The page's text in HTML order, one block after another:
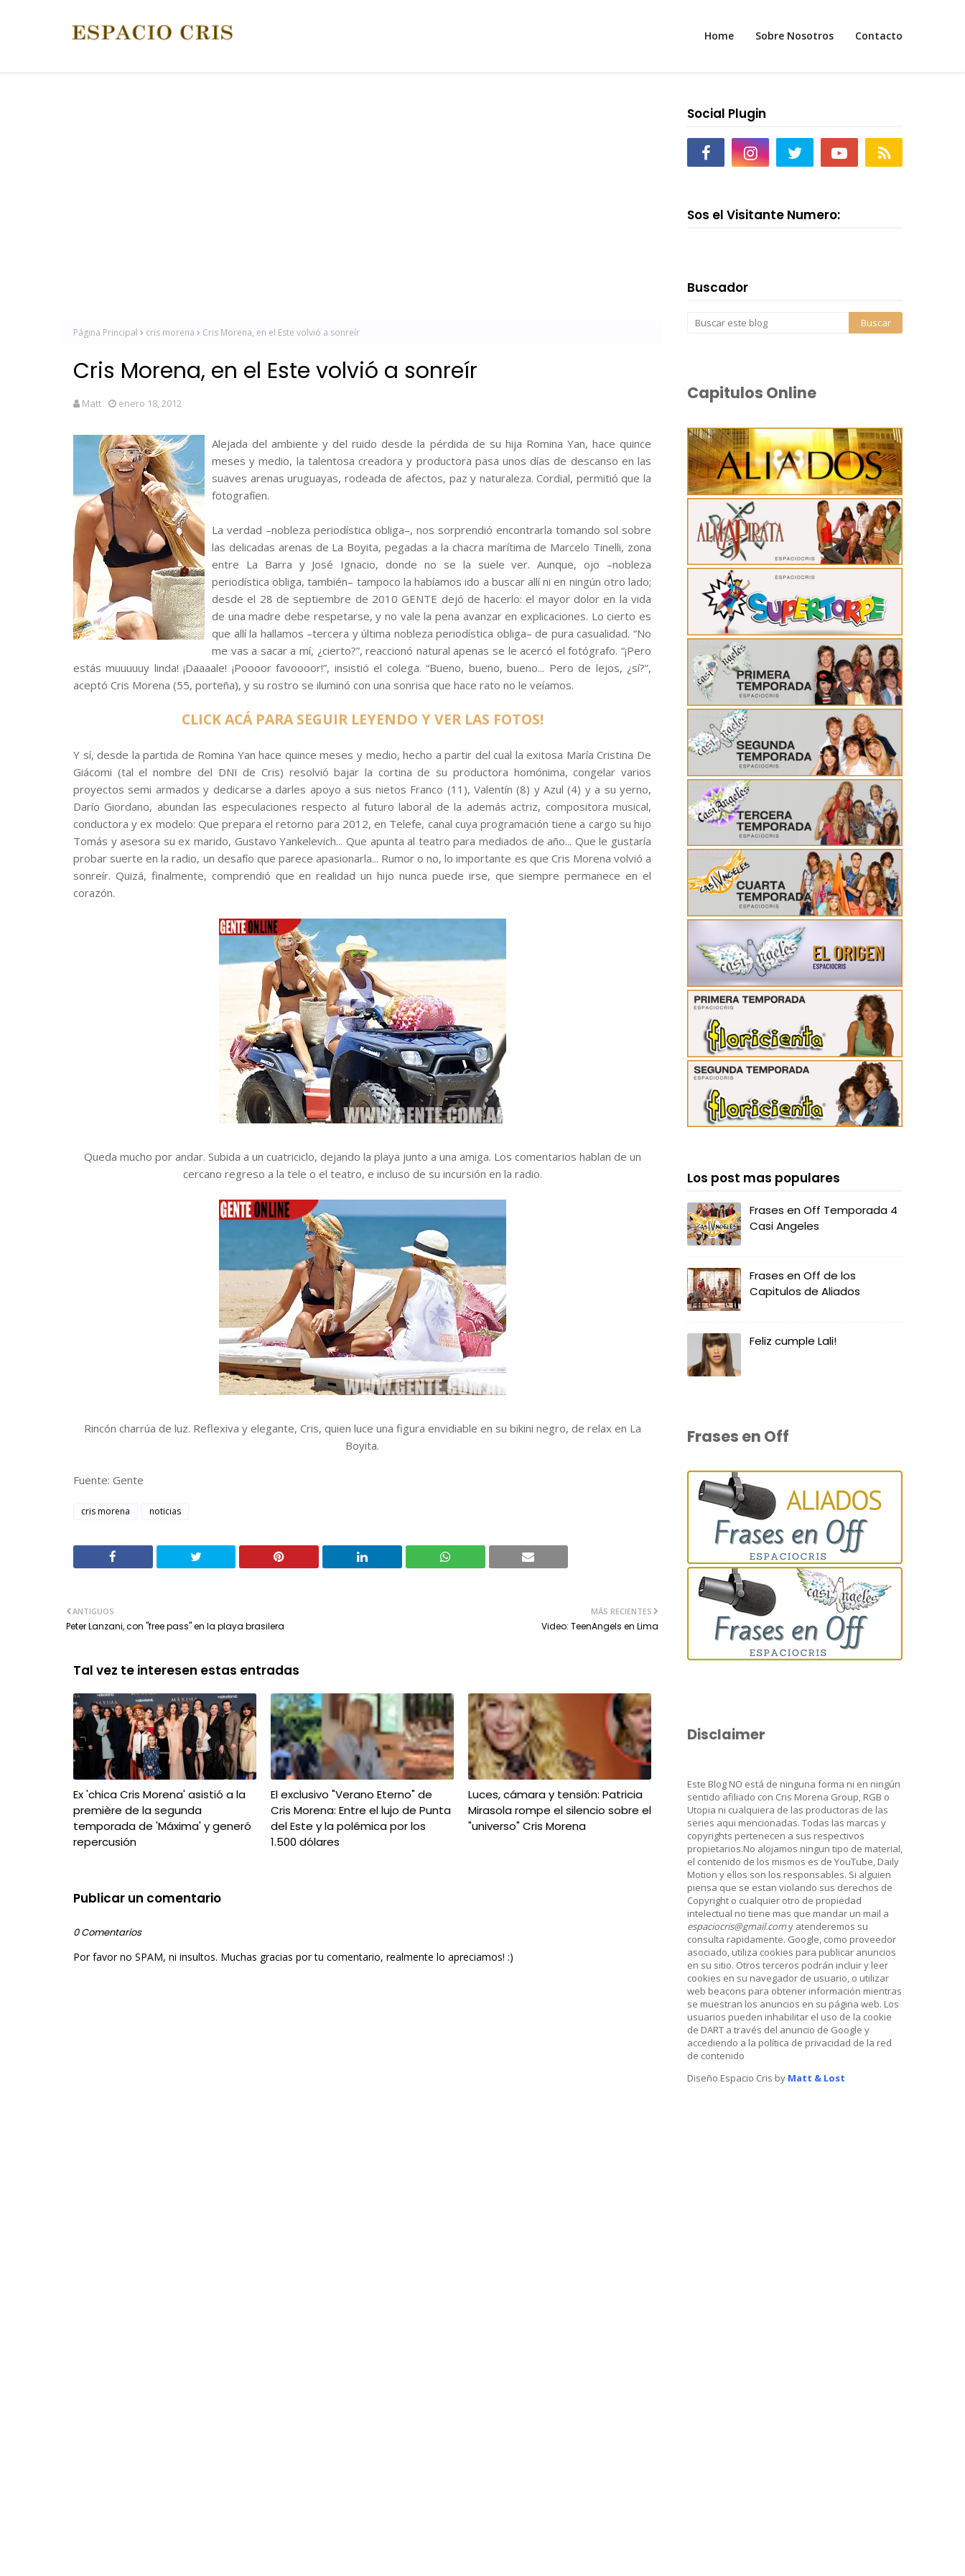
Home Sobre Nosotros Contacto
Página Principal cris morena Cris Morena, en el Este volvió a sonreír
Cris Morena, en el Este volvió a sonreír
Matt enero 18, 2012
Alejada del ambiente y del ruido desde la pérdida de su hija Romina Yan, hace quince
meses y medio, la talentosa creadora y productora pasa unos días de descanso en las
suaves arenas uruguayas, rodeada de afectos, paz y naturaleza. Cordial, permitió que la
fotografíen.
La verdad –nobleza periodística obliga–, nos sorprendió encontrarla tomando sol sobre
las delicadas arenas de La Boyita, pegadas a la chacra marítima de Marcelo Tinelli, zona
entre La Barra y José Ignacio, donde no se la suele ver. Aunque, ojo –nobleza
periodística obliga, también– tampoco la habíamos ido a buscar allí ni en ningún otro lado;
desde el 28 de septiembre de 2010 GENTE dejó de hacerlo: el mayor dolor en la vida
de una madre debe respetarse, y no vale la pena avanzar en explicaciones. Lo cierto es
que allí la hallamos –tercera y última nobleza periodística obliga– de pura casualidad. “No
me vas a sacar a mí, ¿cierto?”, reaccionó natural apenas se le acercó el fotógrafo. “¡Pero
estás muuuuuy linda! ¡Daaaale! ¡Poooor favoooor!”, insistió el colega. “Bueno, bueno, bueno... Pero de lejos, ¿sí?”,
aceptó Cris Morena (55, porteña), y su rostro se iluminó con una sonrisa que hace rato no le veíamos.
CLICK ACÁ PARA SEGUIR LEYENDO Y VER LAS FOTOS!
Y sí, desde la partida de Romina Yan hace quince meses y medio, hecho a partir del cual la exitosa María Cristina De
Giácomi (tal el nombre del DNI de Cris) resolvió bajar la cortina de su productora homónima, congelar varios
proyectos semi armados y dedicarse a darles apoyo a sus nietos Franco (11), Valentín (8) y Azul (4) y a su yerno,
Darío Giordano, abundan las especulaciones respecto al futuro laboral de la además actriz, compositora musical,
conductora y ex modelo: Que prepara el retorno para 2012, en Telefe, canal cuya programación tiene a cargo su hijo
Tomás y asesora su ex marido, Gustavo Yankelevich... Que apunta al teatro para mediados de año... Que le gustaría
probar suerte en la radio, un desafío que parece apasionarla... Rumor o no, lo importante es que Cris Morena volvió a
sonreír. Quizá, finalmente, comprendió que en realidad un hijo nunca puede irse, que siempre permanece en el
corazón.
Queda mucho por andar. Subida a un cuatriciclo, dejando la playa junto a una amiga. Los comentarios hablan de un
cercano regreso a la tele o el teatro, e incluso de su incursión en la radio.
Rincón charrúa de luz. Reflexiva y elegante, Cris, quien luce una figura envidiable en su bikini negro, de relax en La
Boyita.
Fuente: Gente
cris morena noticias
MÁS RECIENTES
Video: TeenAngels en Lima
ANTIGUOS
Peter Lanzani, con "free pass" en la playa brasilera
Tal vez te interesen estas entradas
Ex 'chica Cris Morena' asistió a la
première de la segunda
temporada de 'Máxima' y generó
repercusión
El exclusivo "Verano Eterno" de
Cris Morena: Entre el lujo de Punta
del Este y la polémica por los
1.500 dólares
Luces, cámara y tensión: Patricia
Mirasola rompe el silencio sobre el
"universo" Cris Morena
Publicar un comentario
0 Comentarios
Por favor no SPAM, ni insultos. Muchas gracias por tu comentario, realmente lo apreciamos! :)
Social Plugin
Sos el Visitante Numero:
Buscador
Capitulos Online
Los post mas populares
Frases en Off Temporada 4
Casi Angeles
Frases en Off de los
Capitulos de Aliados
Feliz cumple Lali!
Frases en Off
Disclaimer
Este Blog NO está de ninguna forma ni en ningún
sentido afiliado con Cris Morena Group, RGB o
Utopia ni cualquiera de las productoras de las
series aqui mencionadas. Todas las marcas y
copyrights pertenecen a sus respectivos
propietarios.No alojamos ningun tipo de material,
el contenido de los mismos es de YouTube, Daily
Motion y ellos son los responsables. Si alguien
piensa que se estan violando sus derechos de
Copyright o cualquier otro de propiedad
intelectual no tiene mas que mandar un mail a
espaciocris@gmail.comy atenderemos su
consulta rapidamente. Google, como proveedor
asociado, utiliza cookies para publicar anuncios
en su sitio. Otros terceros podrán incluir y leer
cookies en su navegador de usuario, o utilizar
web beacons para obtener información mientras
se muestran los anuncios en su página web. Los
usuarios pueden inhabilitar el uso de la cookie
de DART a través del anuncio de Google y
accediendo a la política de privacidad de la red
de contenido
Diseño Espacio Cris by Matt & Lost